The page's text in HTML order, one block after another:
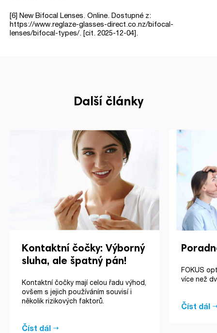
[6] New Bifocal Lenses. Online. Dostupné z:
https://www.reglaze-glasses-direct.co.nz/bifocal-
lenses/bifocal-types/. [cit. 2025-12-04].
Další články
Kontaktní čočky: Výborný
sluha, ale špatný pán!
Kontaktní čočky mají celou řadu výhod,
ovšem s jejich používáním souvisí i
několik rizikových faktorů.
Číst dál
FOKUS
více než
Číst dál